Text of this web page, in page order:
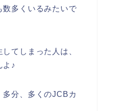
多くいるみたいで
てしまった人は、
よ♪
分、多くのJCBカ